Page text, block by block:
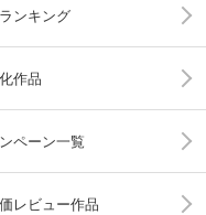
ンキング
作品
ペーン一覧
レビュー作品